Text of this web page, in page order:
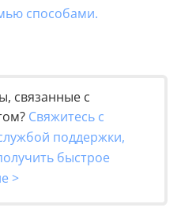
способами.
связанные с
Свяжитесь с
поддержки,
быстрое
>